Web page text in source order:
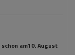
am10. August